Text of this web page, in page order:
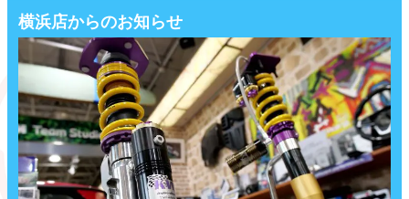
横浜店からのお知らせ